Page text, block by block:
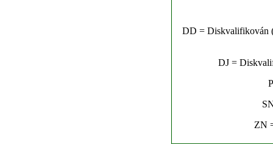
DD = Diskvalifikován
DJ =
ZN